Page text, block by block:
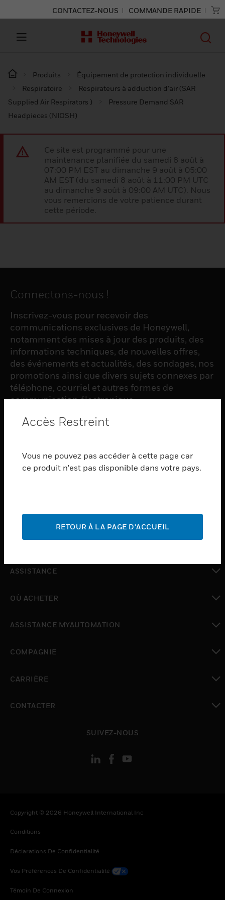
CONTACTEZ-NOUS COMMANDE RAPIDE
Produits
Équipement de protection individuelle
Respiratoire
Respirateurs à adduction d'air (SAR
Supplied Air Respirators )
Pressure Demand SAR
Headpieces (NIOSH)
Ce site est programmé pour une
maintenance planifiée du samedi 8 août à
07:00 PM EST au dimanche 9 août à 05:00
AM EST (du samedi 8 août à 11:00 PM UTC
au dimanche 9 août à 09:00 AM UTC). Nous
vous remercions de votre patience durant
cette période.
Connectons-nous !
Inscrivez-vous pour recevoir des
communications exclusives de Honeywell,
notamment des mises à jour des produits, des
informations techniques, de nouvelles offres,
des événements et actualités, des sondages, nos
promotions ainsi que divers sujets connexes par
téléphone, courriel et autres formes de
communication électronique.
PRODUCTS
SERVICES
toggle view
toggle view
ASSISTANCE
OÙ ACHETER
ASSISTANCE MYAUTOMATION
COMPAGNIE
CARRIÈRE
CONTACTER
SUIVEZ-NOUS
Copyright © 2026 Honeywell International Inc
Conditions
Déclarations De Confidentialité
Vos Préférences De Confidentialité
Témoin De Connexion
Accès Restreint
Vous ne pouvez pas accéder à cette page car
ce produit n'est pas disponible dans votre pays.
RETOUR À LA PAGE D'ACCUEIL